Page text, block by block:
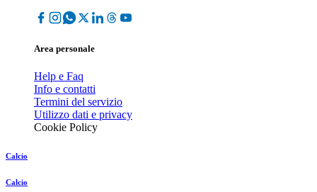
Area personale
Help e Faq
Info e contatti
Termini del servizio
Utilizzo dati e privacy
Cookie Policy
Calcio
Calcio